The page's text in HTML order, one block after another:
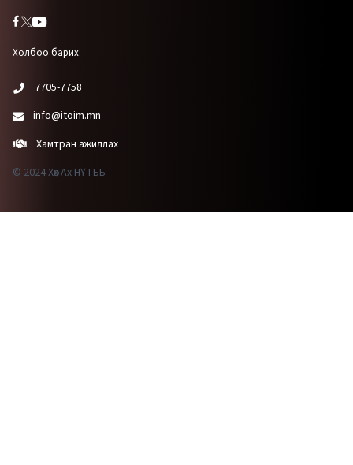
Холбоо барих:
7705-7758
info@itoim.mn
Хамтран ажиллах
© 2024 Хөх Ах НҮТББ